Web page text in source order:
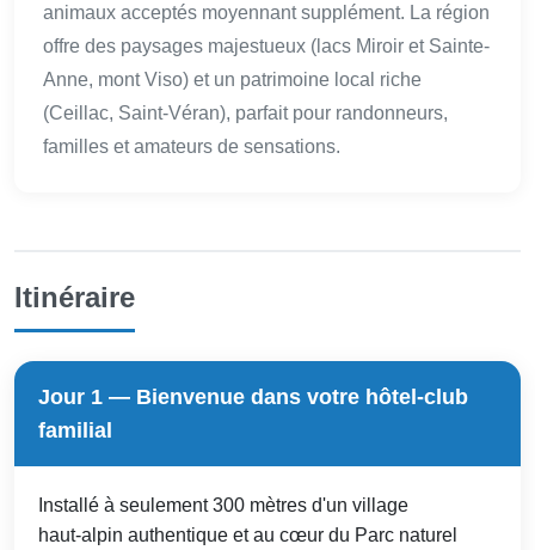
animaux acceptés moyennant supplément. La région
offre des paysages majestueux (lacs Miroir et Sainte-
Anne, mont Viso) et un patrimoine local riche
(Ceillac, Saint-Véran), parfait pour randonneurs,
familles et amateurs de sensations.
Itinéraire
Jour 1 — Bienvenue dans votre hôtel-club
familial
Installé à seulement 300 mètres d'un village
haut‑alpin authentique et au cœur du Parc naturel